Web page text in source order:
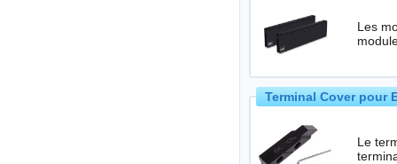
Les
Terminal Cover pour
Le